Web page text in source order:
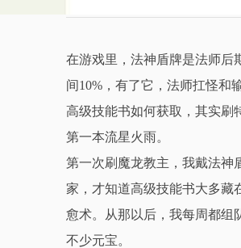
在游戏里，法神盾牌是法师后
间10%，有了它，法师扛怪和
高级技能书如何获取，其实刷
第一本流星火雨。
第一次刷魔龙教主，我戴法神
家，才知道高级技能书大多藏
愈术。从那以后，我每周都组
不少元宝。